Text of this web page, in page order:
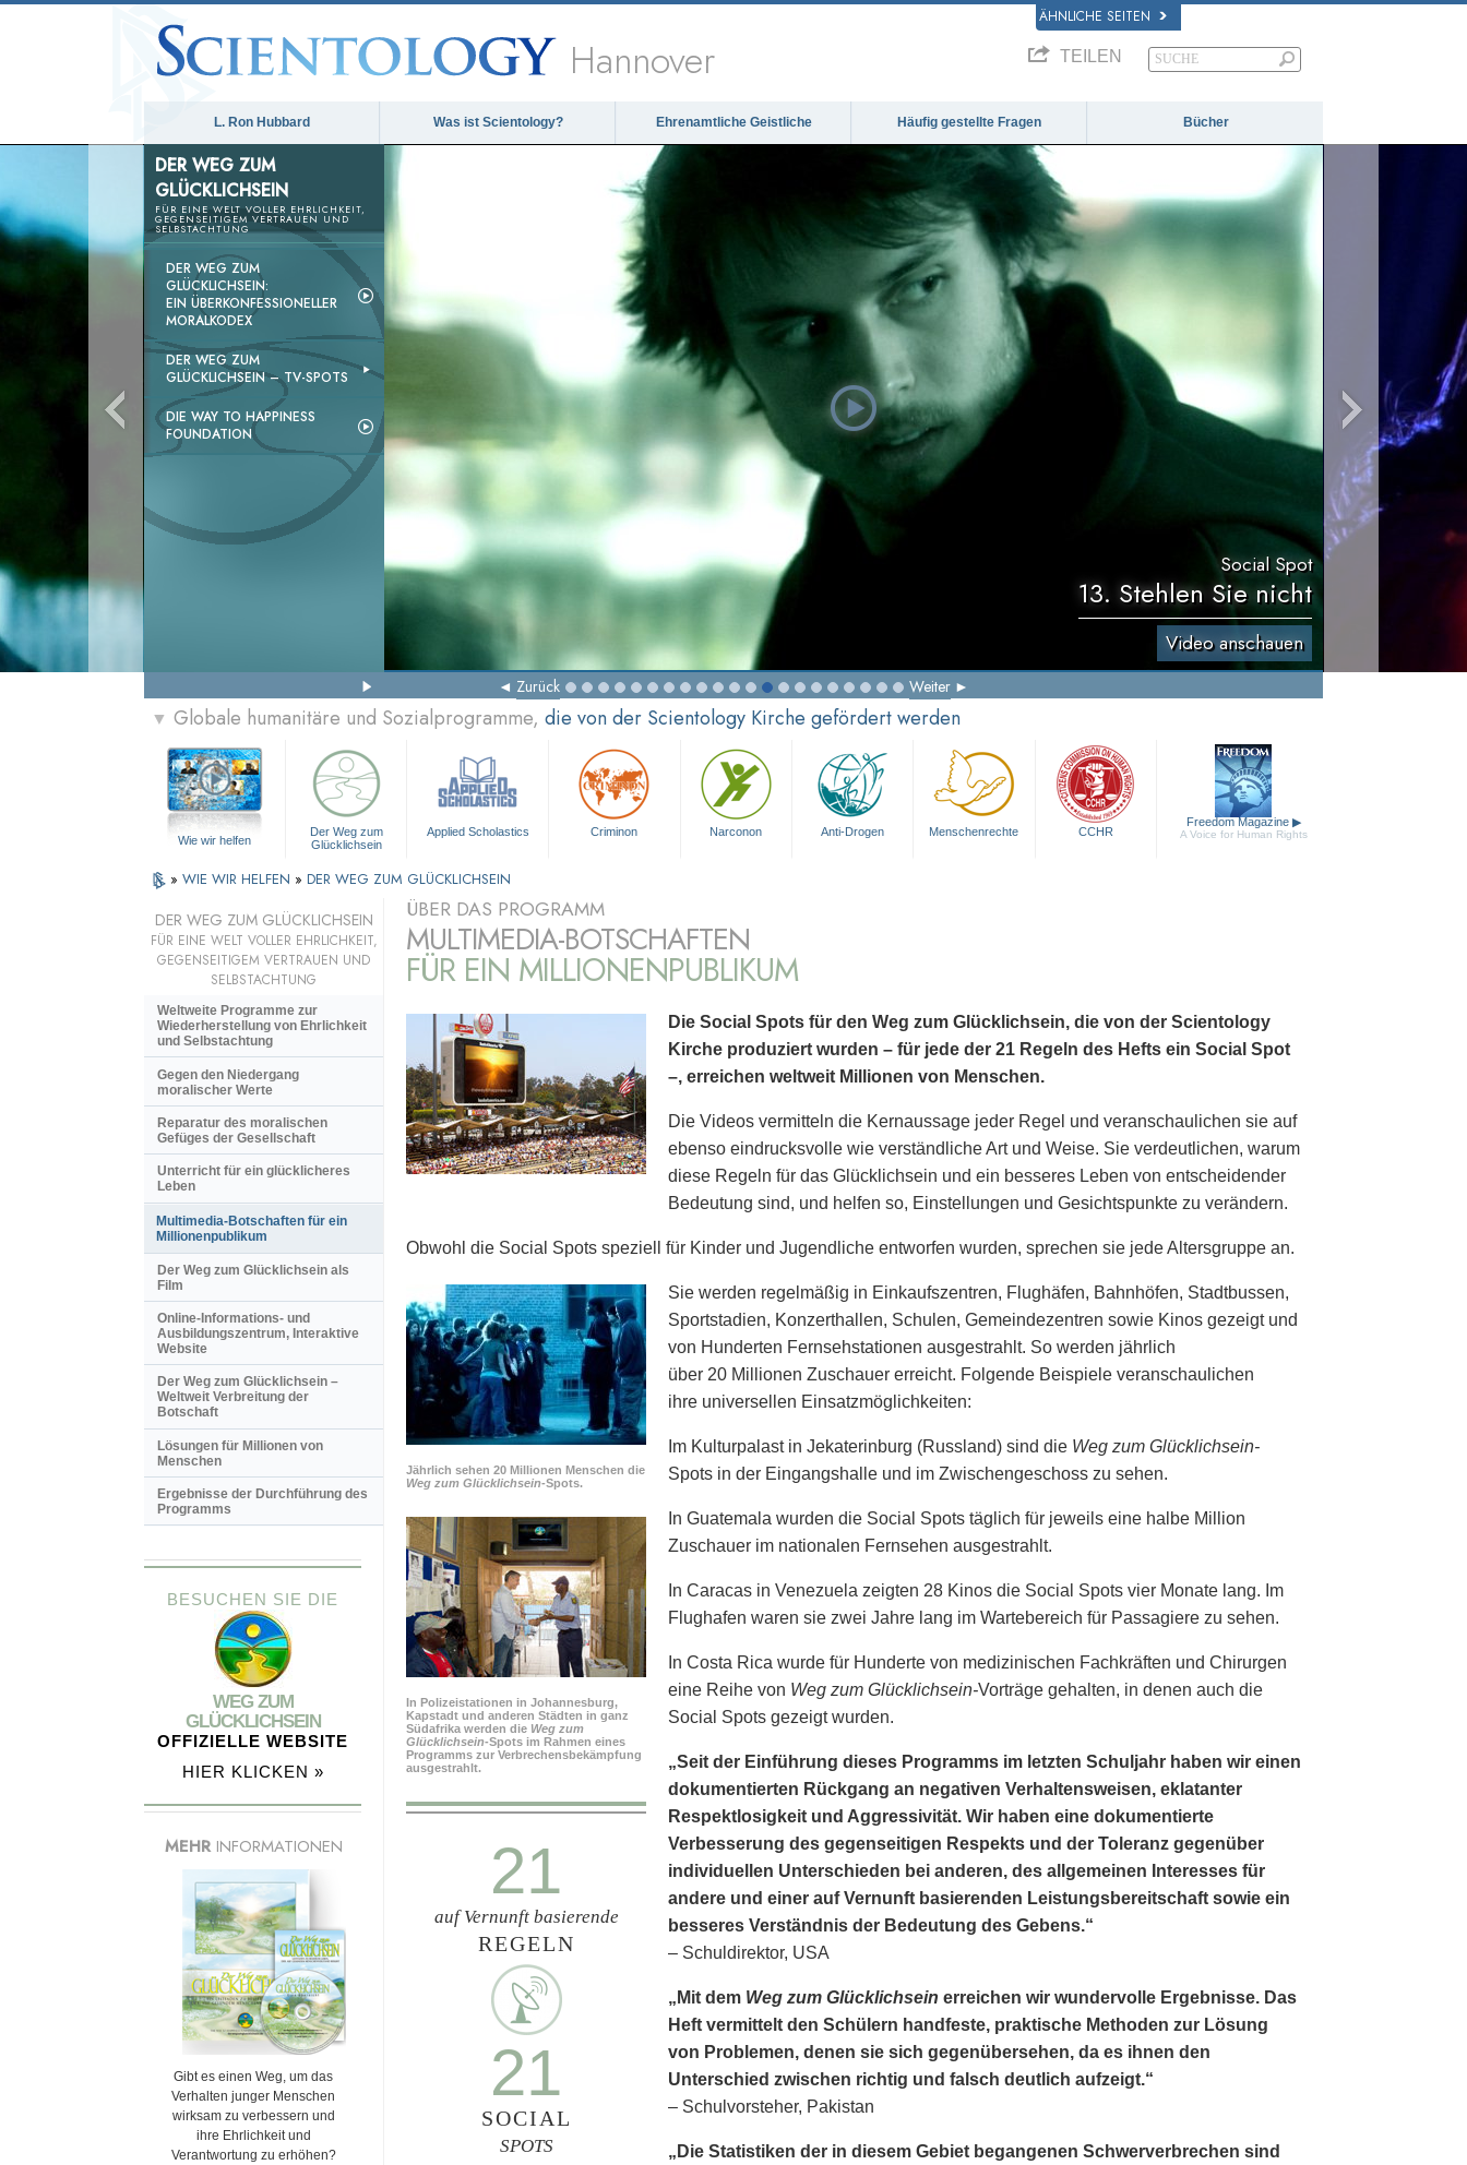
ÄHNLICHE SEITEN
Hannover TEILEN
L. Ron Hubbard Was ist Scientology? Ehrenamtliche Geistliche Häufig gestellte Fragen Bücher
DER WEG ZUM
GLÜCKLICHSEIN
FÜR EINE WELT VOLLER EHRLICHKEIT,
GEGENSEITIGEM VERTRAUEN UND
SELBSTACHTUNG
DER WEG ZUM
GLÜCKLICHSEIN:
EIN ÜBERKONFESSIONELLER
MORALKODEX
DER WEG ZUM
GLÜCKLICHSEIN –TV-SPOTS
DIE WAY TO HAPPINESS
FOUNDATION
Social Spot
13. Stehlen Sie nicht
Video anschauen
Zurück Weiter
▼ Globale humanitäre und Sozialprogramme, die von der Scientology Kirche gefördert werden
Wie wir helfen
Der Weg zum
Glücklichsein
Applied Scholastics Criminon Narconon Anti-Drogen Menschenrechte CCHR
Freedom Magazine ▶
A Voice for Human Rights
» WIE WIR HELFEN » DER WEG ZUM GLÜCKLICHSEIN
ÜBER DAS PROGRAMM
MULTIMEDIA-BOTSCHAFTEN
FÜR EIN MILLIONENPUBLIKUM
Die Social Spots für den Weg zum Glücklichsein, die von der Scientology
Kirche produziert wurden – für jede der 21 Regeln des Hefts ein Social Spot
–, erreichen weltweit Millionen von Menschen.
Die Videos vermitteln die Kernaussage jeder Regel und veranschaulichen sie auf
ebenso eindrucksvolle wie verständliche Art und Weise. Sie verdeutlichen, warum
diese Regeln für das Glücklichsein und ein besseres Leben von entscheidender
Bedeutung sind, und helfen so, Einstellungen und Gesichtspunkte zu verändern.
Obwohl die Social Spots speziell für Kinder und Jugendliche entworfen wurden, sprechen sie jede Altersgruppe an.
Jährlich sehen 20 Millionen Menschen die
Weg zum Glücklichsein-Spots.
In Polizeistationen in Johannesburg,
Kapstadt und anderen Städten in ganz
Südafrika werden die Weg zum
Glücklichsein-Spots im Rahmen eines
Programms zur Verbrechensbekämpfung
ausgestrahlt.
Sie werden regelmäßig in Einkaufszentren, Flughäfen, Bahnhöfen, Stadtbussen,
Sport­stadien, Konzerthallen, Schulen, Gemeindezentren sowie Kinos gezeigt und
von Hunderten Fernsehstationen ausgestrahlt. So werden jährlich
über 20 Millionen Zuschauer erreicht. Folgende Beispiele veranschaulichen
ihre universellen Einsatzmöglichkeiten:
Im Kulturpalast in Jekaterinburg (Russland) sind die Weg zum Glücklichsein-
Spots in der Eingangshalle und im Zwischengeschoss zu sehen.
In Guatemala wurden die Social Spots täglich für jeweils eine halbe Million
Zuschauer im nationalen Fernsehen ausgestrahlt.
In Caracas in Venezuela zeigten 28 Kinos die Social Spots vier Monate lang. Im
Flughafen waren sie zwei Jahre lang im Wartebereich für Passagiere zu sehen.
In Costa Rica wurde für Hunderte von medizinischen Fachkräften und Chirurgen
eine Reihe von Weg zum Glücklichsein-Vorträge gehalten, in denen auch die
Social Spots gezeigt wurden.
21
auf Vernunft basierende
REGELN
21
SOCIAL
SPOTS
„Seit der Einführung dieses Programms im letzten Schuljahr haben wir einen
dokumentierten Rückgang an negativen Verhaltensweisen, eklatanter
Respekt­losigkeit und Aggressivität. Wir haben eine dokumentierte
Verbesserung des gegenseitigen Respekts und der Toleranz gegenüber
individuellen Unterschieden bei anderen, des allgemeinen Interesses für
andere und einer auf Vernunft basierenden Leistungsbereitschaft sowie ein
besseres Verständnis der Bedeutung des Gebens.“
– Schuldirektor, USA
„Mit dem Weg zum Glücklichsein erreichen wir wundervolle Ergebnisse. Das
Heft vermittelt den Schülern handfeste, praktische Methoden zur Lösung
von Problemen, denen sie sich gegenübersehen, da es ihnen den
Unterschied zwischen richtig und falsch deutlich aufzeigt.“
– Schulvorsteher, Pakistan
„Die Statistiken der in diesem Gebiet begangenen Schwerverbrechen sind
DER WEG ZUM GLÜCKLICHSEIN
FÜR EINE WELT VOLLER EHRLICHKEIT,
GEGENSEITIGEM VERTRAUEN UND
SELBSTACHTUNG
Weltweite Programme zur
Wiederherstellung von Ehrlichkeit
und Selbstachtung
Gegen den Niedergang
moralischer Werte
Reparatur des moralischen
Gefüges der Gesellschaft
Unterricht für ein glücklicheres
Leben
Multimedia-Botschaften für ein
Millionenpublikum
Der Weg zum Glücklichsein als
Film
Online-Informations- und
Ausbildungszentrum, Interaktive
Website
Der Weg zum Glücklichsein –
Weltweit Verbreitung der
Botschaft
Lösungen für Millionen von
Menschen
Ergebnisse der Durchführung des
Programms
BESUCHEN SIE DIE
WEG ZUM
GLÜCKLICHSEIN
OFFIZIELLE WEBSITE
HIER KLICKEN »
MEHR INFORMATIONEN
Gibt es einen Weg, um das
Verhalten junger Menschen
wirksam zu verbessern und
ihre Ehrlichkeit und
Verantwortung zu erhöhen?